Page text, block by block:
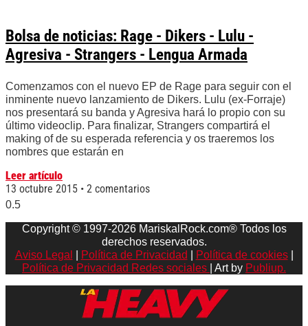
Bolsa de noticias: Rage - Dikers - Lulu -
Agresiva - Strangers - Lengua Armada
Comenzamos con el nuevo EP de Rage para seguir con el
inminente nuevo lanzamiento de Dikers. Lulu (ex-Forraje)
nos presentará su banda y Agresiva hará lo propio con su
último videoclip. Para finalizar, Strangers compartirá el
making of de su esperada referencia y os traeremos los
nombres que estarán en
Leer artículo
13 octubre 2015
2 comentarios
Copyright © 1997-2026 MariskalRock.com® Todos los
derechos reservados.
Aviso Legal
Política de Privacidad Política de cookies|
Política de Privacidad Redes sociales
| Art by Publiup.